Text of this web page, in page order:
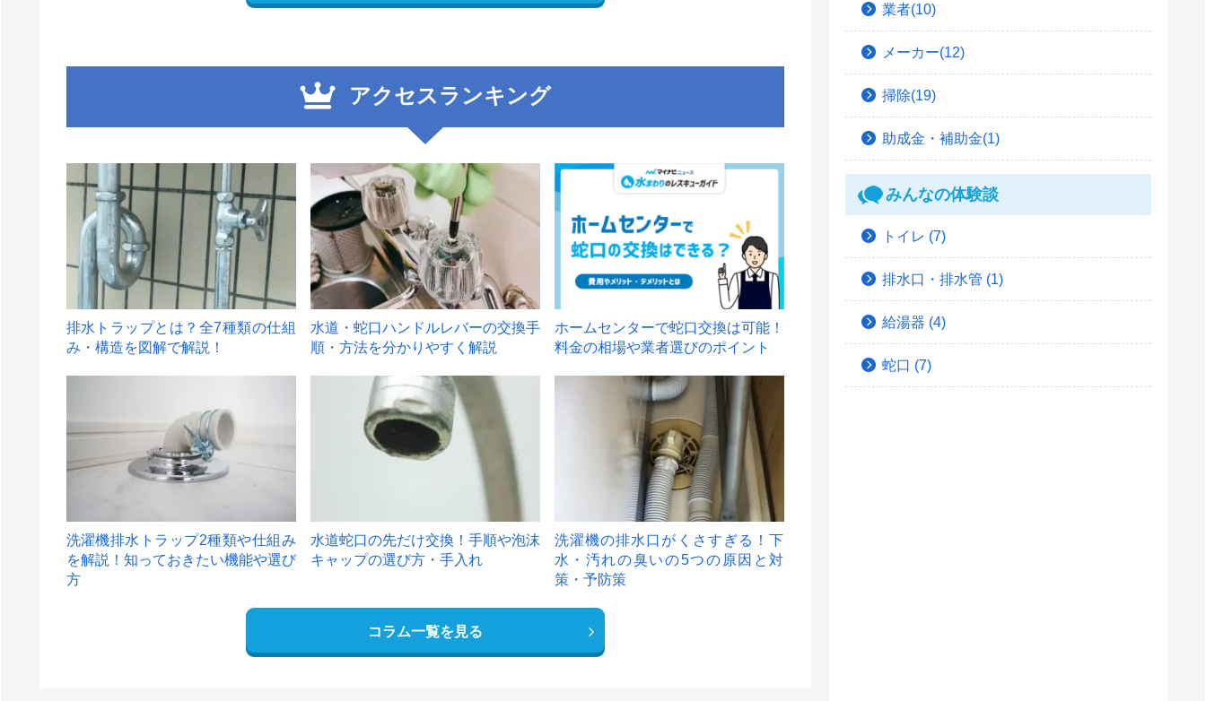
アクセスランキング
1
排水トラップとは？全7種類の仕組
み・構造を図解で解説！
2
水道・蛇口ハンドルレバーの交換手
順・方法を分かりやすく解説
ホームセンターで蛇口交換は可能！
料金の相場や業者選びのポイント
洗濯機排水トラップ2種類や仕組み
を解説！知っておきたい機能や選び
方
水道蛇口の先だけ交換！手順や泡沫
キャップの選び方・手入れ
洗濯機の排水口がくさすぎる！下
水・汚れの臭いの5つの原因と対
策・予防策
コラム一覧を見る
業者(10)
メーカー(12)
掃除(19)
助成金・補助金(1)
みんなの体験談
トイレ (7)
排水口・排水管 (1)
給湯器 (4)
蛇口 (7)